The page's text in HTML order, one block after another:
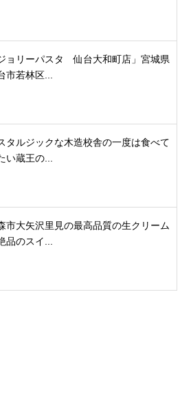
ジョリーパスタ 仙台大和町店」宮城県
市若林区...
タルジックな木造校舎の一度は食べて
い蔵王の...
市大矢沢里見の最高品質の生クリーム
品のスイ...